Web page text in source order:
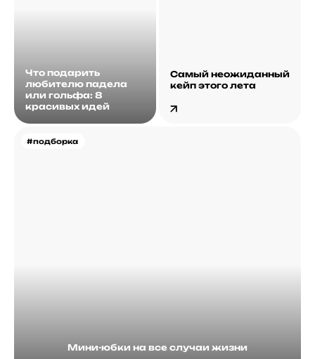
Что подарить
любителю падела
или гольфа: 8
красивых идей
#подборка
Мини-юбки на все случаи жизни
Самый неожиданный
кейп этого лета